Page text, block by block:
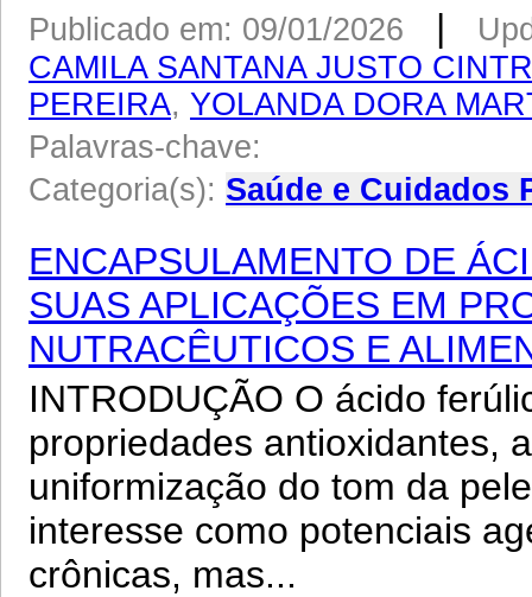
Publicado em: 09/01/2026 |
CAMILA SANTANA JUSTO
PEREIRA, YOLANDA DORA
Palavras-chave:
Categoria(s): Saúde e Cuidados
ENCAPSULAMENTO DE
SUAS APLICAÇÕES EM
NUTRACÊUTICOS E
INTRODUÇÃO O ácido
propriedades antioxidantes,
uniformização do tom da
interesse como potenciais
crônicas, mas...